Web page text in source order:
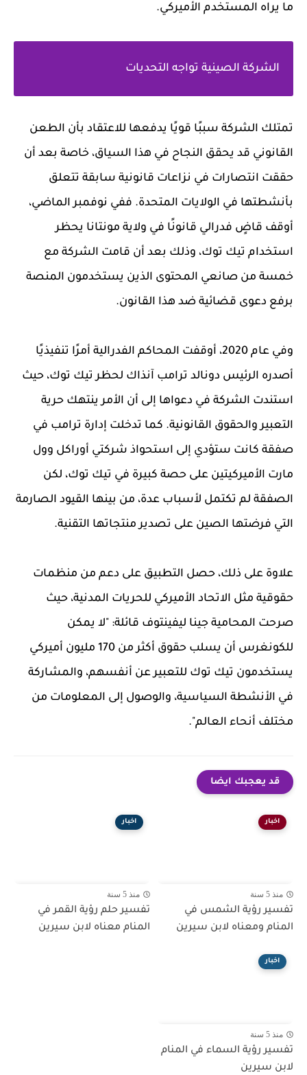
ما يراه المستخدم الأميركي.
الشركة الصينية تواجه التحديات
تمتلك الشركة سببًا قويًا يدفعها للاعتقاد بأن الطعن
القانوني قد يحقق النجاح في هذا السياق، خاصة بعد أن
حققت انتصارات في نزاعات قانونية سابقة تتعلق
بأنشطتها في الولايات المتحدة. ففي نوفمبر الماضي،
أوقف قاضٍ فدرالي قانونًا في ولاية مونتانا يحظر
استخدام تيك توك، وذلك بعد أن قامت الشركة مع
خمسة من صانعي المحتوى الذين يستخدمون المنصة
برفع دعوى قضائية ضد هذا القانون.
وفي عام 2020، أوقفت المحاكم الفدرالية أمرًا تنفيذيًا
أصدره الرئيس دونالد ترامب آنذاك لحظر تيك توك، حيث
استندت الشركة في دعواها إلى أن الأمر ينتهك حرية
التعبير والحقوق القانونية. كما تدخلت إدارة ترامب في
صفقة كانت ستؤدي إلى استحواذ شركتي أوراكل وول
مارت الأميركيتين على حصة كبيرة في تيك توك، لكن
الصفقة لم تكتمل لأسباب عدة، من بينها القيود الصارمة
التي فرضتها الصين على تصدير منتجاتها التقنية.
علاوة على ذلك، حصل التطبيق على دعم من منظمات
حقوقية مثل الاتحاد الأميركي للحريات المدنية، حيث
صرحت المحامية جينا ليفينتوف قائلة: "لا يمكن
للكونغرس أن يسلب حقوق أكثر من 170 مليون أميركي
يستخدمون تيك توك للتعبير عن أنفسهم، والمشاركة
في الأنشطة السياسية، والوصول إلى المعلومات من
مختلف أنحاء العالم".
قد يعجبك ايضا
اخبار
منذ 5 سنة
تفسير رؤية الشمس في
المنام ومعناه لابن سيرين
اخبار
منذ 5 سنة
تفسير حلم رؤية القمر في
المنام معناه لابن سيرين
اخبار
منذ 5 سنة
تفسير رؤية السماء في المنام
لابن سيرين